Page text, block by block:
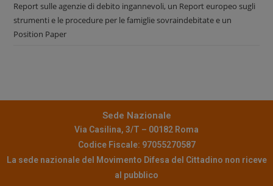
Report sulle agenzie di debito ingannevoli, un Report europeo sugli
strumenti e le procedure per le famiglie sovraindebitate e un
Position Paper
Sede Nazionale
Via Casilina, 3/T – 00182 Roma
Codice Fiscale: 97055270587
La sede nazionale del Movimento Difesa del Cittadino non riceve
al pubblico